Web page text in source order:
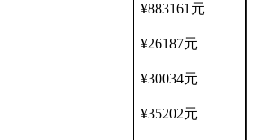
¥883161 元
¥26187元
¥30034元
¥35202元